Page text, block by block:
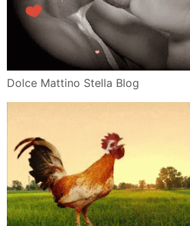
Dolce Mattino Stella Blog